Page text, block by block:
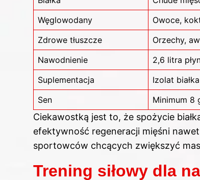
Węglowodany
Owoce,
Zdrowe tłuszcze
Orzechy,
Nawodnienie
2,6 litra
Suplementacja
Izolat
Sen
Minimum 8
Ciekawostką jest to, że spożycie
efektywność regeneracji mięśni
sportowców chcących zwiększyć
Trening siłowy dla